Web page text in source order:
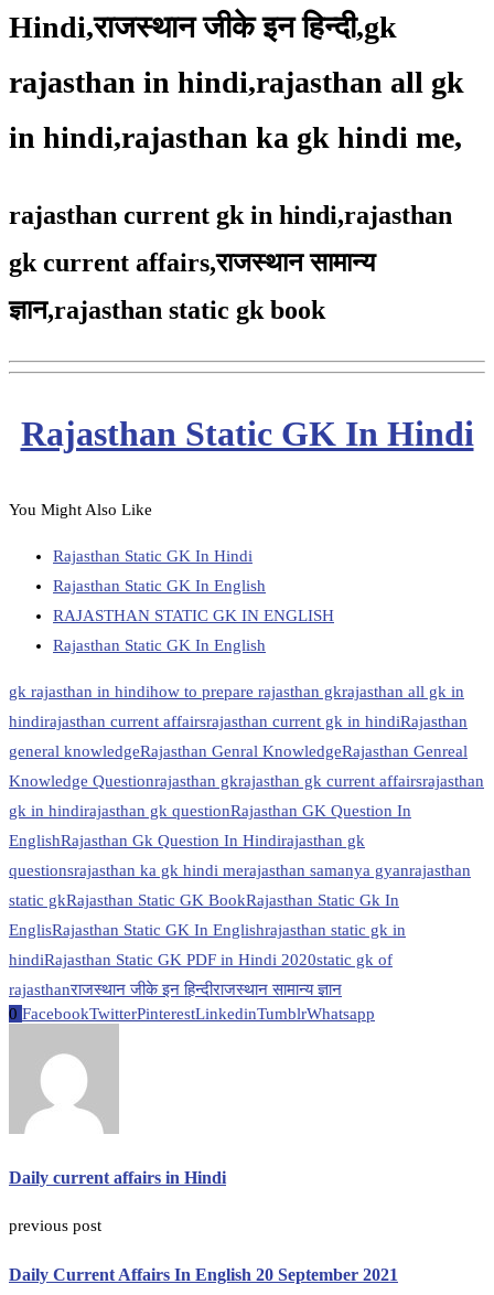
Hindi,राजस्थान जीके इन हिन्दी,gk
rajasthan in hindi,rajasthan all gk
in hindi,rajasthan ka gk hindi me,
rajasthan current gk in hindi,rajasthan
gk current affairs,राजस्थान सामान्य
ज्ञान,rajasthan static gk book
Rajasthan Static GK In Hindi
You Might Also Like
Rajasthan Static GK In Hindi
Rajasthan Static GK In English
RAJASTHAN STATIC GK IN ENGLISH
Rajasthan Static GK In English
gk rajasthan in hindihow to prepare rajasthan gkrajasthan all gk in
hindirajasthan current affairsrajasthan current gk in hindiRajasthan
general knowledgeRajasthan Genral KnowledgeRajasthan Genreal
Knowledge Questionrajasthan gkrajasthan gk current affairsrajasthan
gk in hindirajasthan gk questionRajasthan GK Question In
EnglishRajasthan Gk Question In Hindirajasthan gk
questionsrajasthan ka gk hindi merajasthan samanya gyanrajasthan
static gkRajasthan Static GK BookRajasthan Static Gk In
EnglisRajasthan Static GK In Englishrajasthan static gk in
hindiRajasthan Static GK PDF in Hindi 2020static gk of
rajasthanराजस्थान जीके इन हिन्दीराजस्थान सामान्य ज्ञान
0 FacebookTwitterPinterestLinkedinTumblrWhatsapp
Daily current affairs in Hindi
previous post
Daily Current Affairs In English 20 September 2021